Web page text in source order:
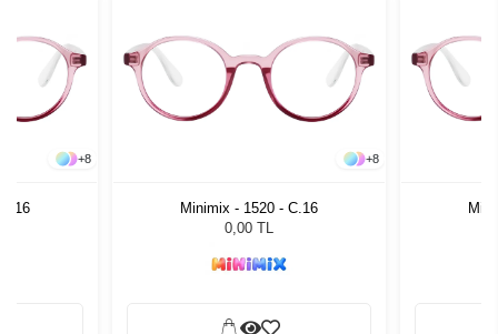
+8 +8
Minimix - 1520 - C.16
0,00 TL